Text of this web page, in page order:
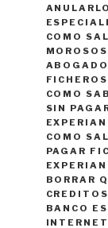
COMO
COMO
SIN
COMO
PAGAR
BORRAR
BANCO